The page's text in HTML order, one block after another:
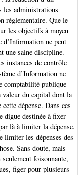
les administrations
réglementaire. Que le
les objectifs à moyen
d’Information ne peut
une saine discipline.
instances de contrôle
d’Information ne
comptabilité publique
valeur du capital dont la
dépense. Dans ces
digue destinée à fixer
là à limiter la dépense.
les dépenses des
Sans doute, mais
foisonnante,
figer pour plusieurs